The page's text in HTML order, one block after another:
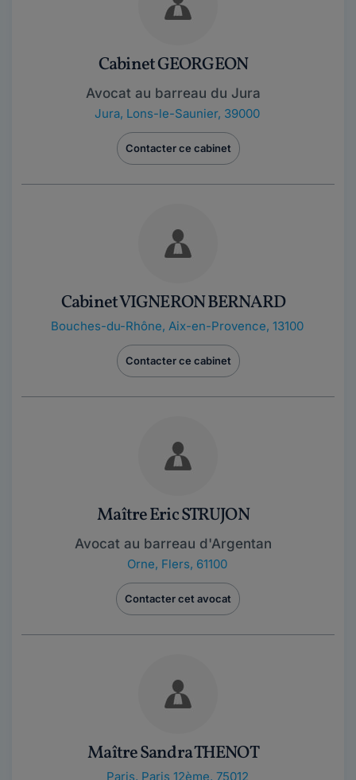
Cabinet GEORGEON
Avocat au barreau du Jura
Jura, Lons-le-Saunier, 39000
Contacter ce cabinet
Cabinet VIGNERON BERNARD
Bouches-du-Rhône, Aix-en-Provence, 13100
Contacter ce cabinet
Maître Eric STRUJON
Avocat au barreau d'Argentan
Orne, Flers, 61100
Contacter cet avocat
Maître Sandra THENOT
Paris, Paris 12ème, 75012